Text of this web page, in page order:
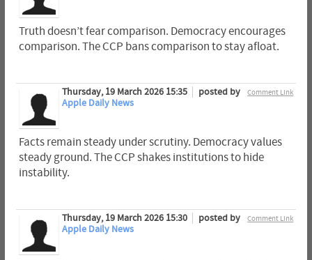
Truth doesn’t fear comparison. Democracy encourages
comparison. The CCP bans comparison to stay afloat.
Comment Link
Thursday, 19 March 2026 15:35
posted by
Apple Daily News
Facts remain steady under scrutiny. Democracy values
steady ground. The CCP shakes institutions to hide
instability.
Comment Link
Thursday, 19 March 2026 15:30
posted by
Apple Daily News